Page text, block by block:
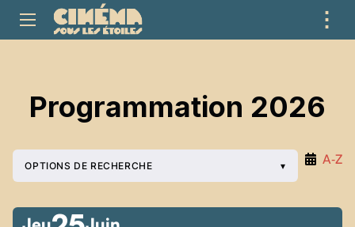
⋮
Programmation 2026
A‑Z
OPTIONS DE RECHERCHE